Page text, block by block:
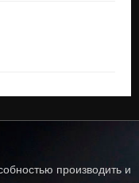
производить и